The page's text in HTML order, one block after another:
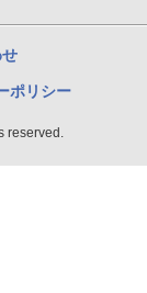
ポリシー
reserved.